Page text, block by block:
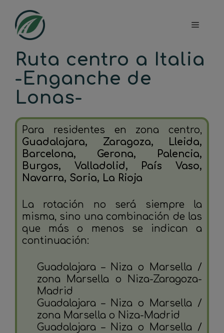
contenido
Menú
Ruta centro a Italia
-Enganche de
Lonas-
Para residentes en zona centro,
Guadalajara, Zaragoza, Lleida,
Barcelona, Gerona, Palencia,
Burgos, Valladolid, País Vaso,
Navarra, Soria, La Rioja
La rotación no será siempre la
misma, sino una combinación de las
que más o menos se indican a
continuación:
Guadalajara – Niza o Marsella /
zona Marsella o Niza-Zaragoza-
Madrid
Guadalajara – Niza o Marsella /
zona Marsella o Niza-Madrid
Guadalajara – Niza o Marsella /